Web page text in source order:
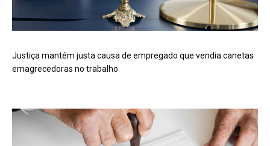
Justiça mantém justa causa de empregado que vendia canetas
emagrecedoras no trabalho